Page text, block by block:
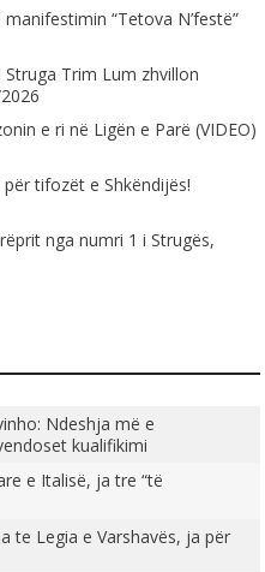
“Tetova N’festë”
Trim Lum zhvillon
e ri në Ligën e Parë (VIDEO)
tifozët e Shkëndijës!
nga numri 1 i Strugës,
Ndeshja më e
kualifikimi
e Italisë, ja tre “të
te Legia e Varshavës, ja për